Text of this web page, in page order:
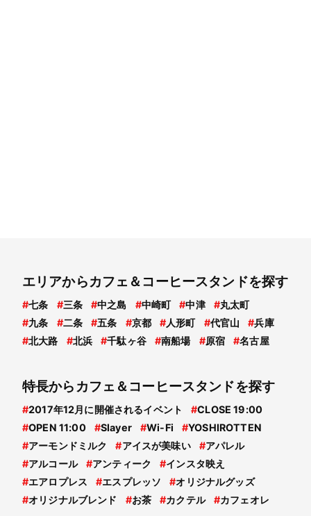
エリアからカフェ＆コーヒースタンドを探す
#七条 #三条 #中之島 #中崎町 #中津 #丸太町
#九条 #二条 #五条 #京都 #人形町 #代官山 #兵庫
#北大路 #北浜 #千駄ヶ谷 #南船場 #原宿 #名古屋
特長からカフェ＆コーヒースタンドを探す
#2017年12月に開催されるイベント #CLOSE 19:00
#OPEN 11:00 #Slayer #Wi-Fi #YOSHIROTTEN
#アーモンドミルク #アイスが美味い #アパレル
#アルコール #アンティーク #インスタ映え
#エアロプレス #エスプレッソ #オリジナルグッズ
#オリジナルブレンド #お茶 #カクテル #カフェオレ